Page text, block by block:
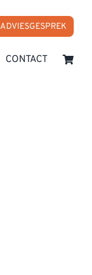
ADVIESGESPREK
CONTACT